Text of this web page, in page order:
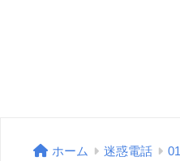
ホーム 迷惑電話